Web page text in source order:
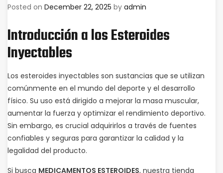
Posted on December 22, 2025 by admin
Introducción a los Esteroides
Inyectables
Los esteroides inyectables son sustancias que se utilizan
comúnmente en el mundo del deporte y el desarrollo
físico. Su uso está dirigido a mejorar la masa muscular,
aumentar la fuerza y optimizar el rendimiento deportivo.
Sin embargo, es crucial adquirirlos a través de fuentes
confiables y seguras para garantizar la calidad y la
legalidad del producto.
Si busca MEDICAMENTOS ESTEROIDES, nuestra tienda